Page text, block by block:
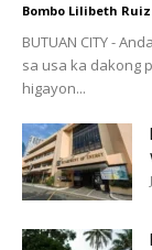
Bombo Lilibeth Ruiz
BUTUAN CITY -
sa usa ka dakong
higayon...